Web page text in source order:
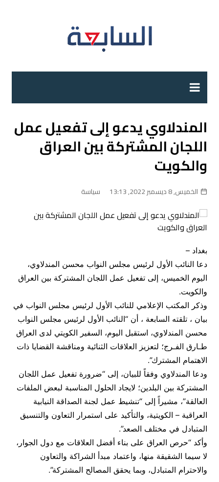
المندلاوي يدعو إلى تفعيل عمل
اللجان المشتركة بين العراق
والكويت
الخميس, 8 ديسمبر 2022, 13:13 سياسة
بغداد –
دعا النائب الأول لرئيس مجلس النواب محسن المندلاوي،
اليوم الخميس، إلى تفعيل عمل اللجان المشتركة بين العراق
والكويت.
وذكر المكتب الإعلامي للنائب الأول لرئيس مجلس النواب في
بيان ، تلقته السابعة ، أن “النائب الأول لرئيس مجلس النواب
محسن المندلاوي، استقبل اليوم، السفير الكويتي لدى العراق
طـارق الفـرج؛ لتعزيز العلاقات الثنائية ومناقشة القضايا ذات
الاهتمام المشترك”.
ودعا المندلاوي وفقاً للبيان، إلى “ضرورة تفعيل عمل اللجان
المشتركة بين البلدين؛ لايجاد الحلول المناسبة لبعض الملفات
العالقة”، مشيراً إلى “تنشيط عمل لجنة الصداقة النيابية
العراقية – الكويتية، والتأكيد على استمرار التعاون والتنسيق
المتبادل في مختلف الصعد”.
وأكد “حرص العراق على بناء أفضل العلاقات مع دول الجوار،
لا سيما الشقيقة منها، واعتماد مبدأ الشراكة والتعاون
والاحترام المتبادل، وبما يحقق المصالح المشتركة”.